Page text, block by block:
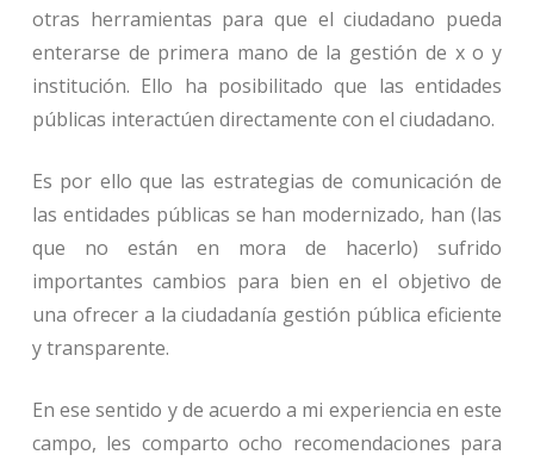
otras herramientas para que el ciudadano pueda
enterarse de primera mano de la gestión de x o y
institución. Ello ha posibilitado que las entidades
públicas interactúen directamente con el ciudadano.
Es por ello que las estrategias de comunicación de
las entidades públicas se han modernizado, han (las
que no están en mora de hacerlo) sufrido
importantes cambios para bien en el objetivo de
una ofrecer a la ciudadanía gestión pública eficiente
y transparente.
En ese sentido y de acuerdo a mi experiencia en este
campo, les comparto ocho recomendaciones para